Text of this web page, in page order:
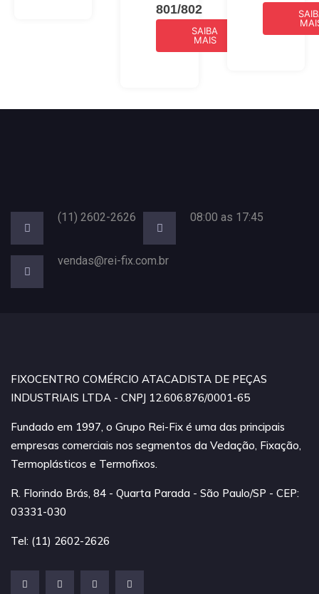
801/802
SAIBA
MAIS
(11) 2602-2626 08:00 as 17:45
vendas@rei-fix.com.br
FIXOCENTRO COMÉRCIO ATACADISTA DE PEÇAS
INDUSTRIAIS LTDA - CNPJ 12.606.876/0001-65
Fundado em 1997, o Grupo Rei-Fix é uma das principais
empresas comerciais nos segmentos da Vedação, Fixação,
Termoplásticos e Termofixos.
R. Florindo Brás, 84 - Quarta Parada - São Paulo/SP - CEP:
03331-030
Tel: (11) 2602-2626